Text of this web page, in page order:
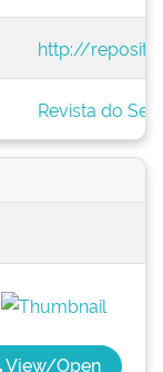
http://
Revista do
View/Open